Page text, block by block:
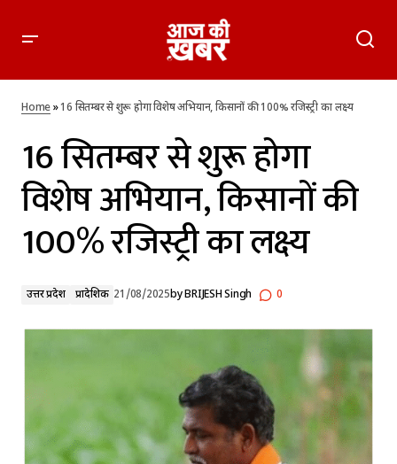
लक्ष्य
Home»16 सितम्बर से शुरू होगा विशेष अभियान, किसानों की 100% रजिस्ट्री का लक्ष्य
16 सितम्बर से शुरू होगा
विशेष अभियान, किसानों की
100% रजिस्ट्री का लक्ष्य
उत्तर प्रदेश प्रादेशिक 21/08/2025byBRIJESH Singh 0